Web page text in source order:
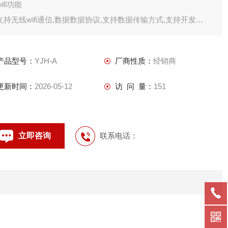
功能
持无线wifi通信,数据数据协议,支持数据传输方式,支持开发
品型号： YJH-A 厂商性质： 经销商
新时间： 2026-05-12 访 问 量： 151
立即咨询 联系电话：